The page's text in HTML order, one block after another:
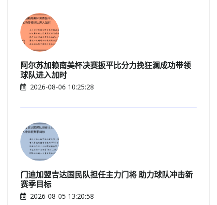
阿尔苏加赖南美杯决赛扳平比分力挽狂澜成功带领
球队进入加时
2026-08-06 10:25:28
门迪加盟吉达国民队担任主力门将 助力球队冲击新
赛季目标
2026-08-05 13:20:58